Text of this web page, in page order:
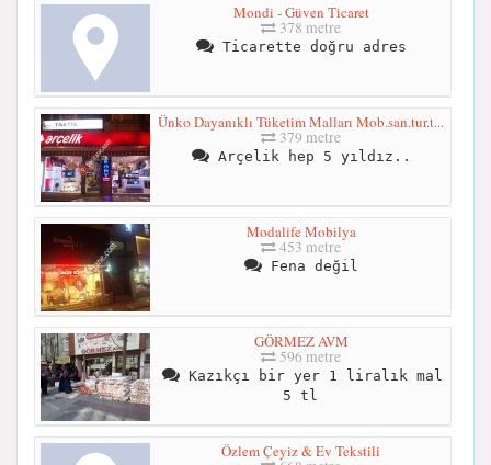
Mondi - Güven Ticaret
378 metre
Ticarette doğru adres
Ünko Dayanıklı Tüketim Malları Mob.san.tur.t...
379 metre
Arçelik hep 5 yıldız..
Modalife Mobilya
453 metre
Fena değil
GÖRMEZ AVM
596 metre
Kazıkçı bir yer 1 liralık mal
5 tl
Özlem Çeyiz & Ev Tekstili